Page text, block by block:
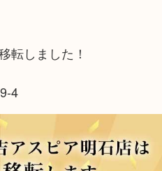
転しました！
4